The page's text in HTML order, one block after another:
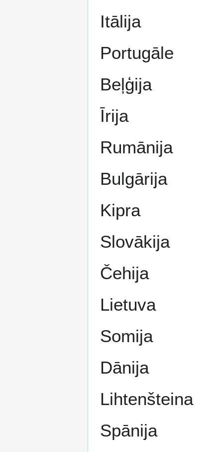
Itālija
Portugāle
Beļģija
Īrija
Rumānija
Bulgārija
Kipra
Slovākija
Čehija
Lietuva
Somija
Dānija
Lihtenšteina
Spānija